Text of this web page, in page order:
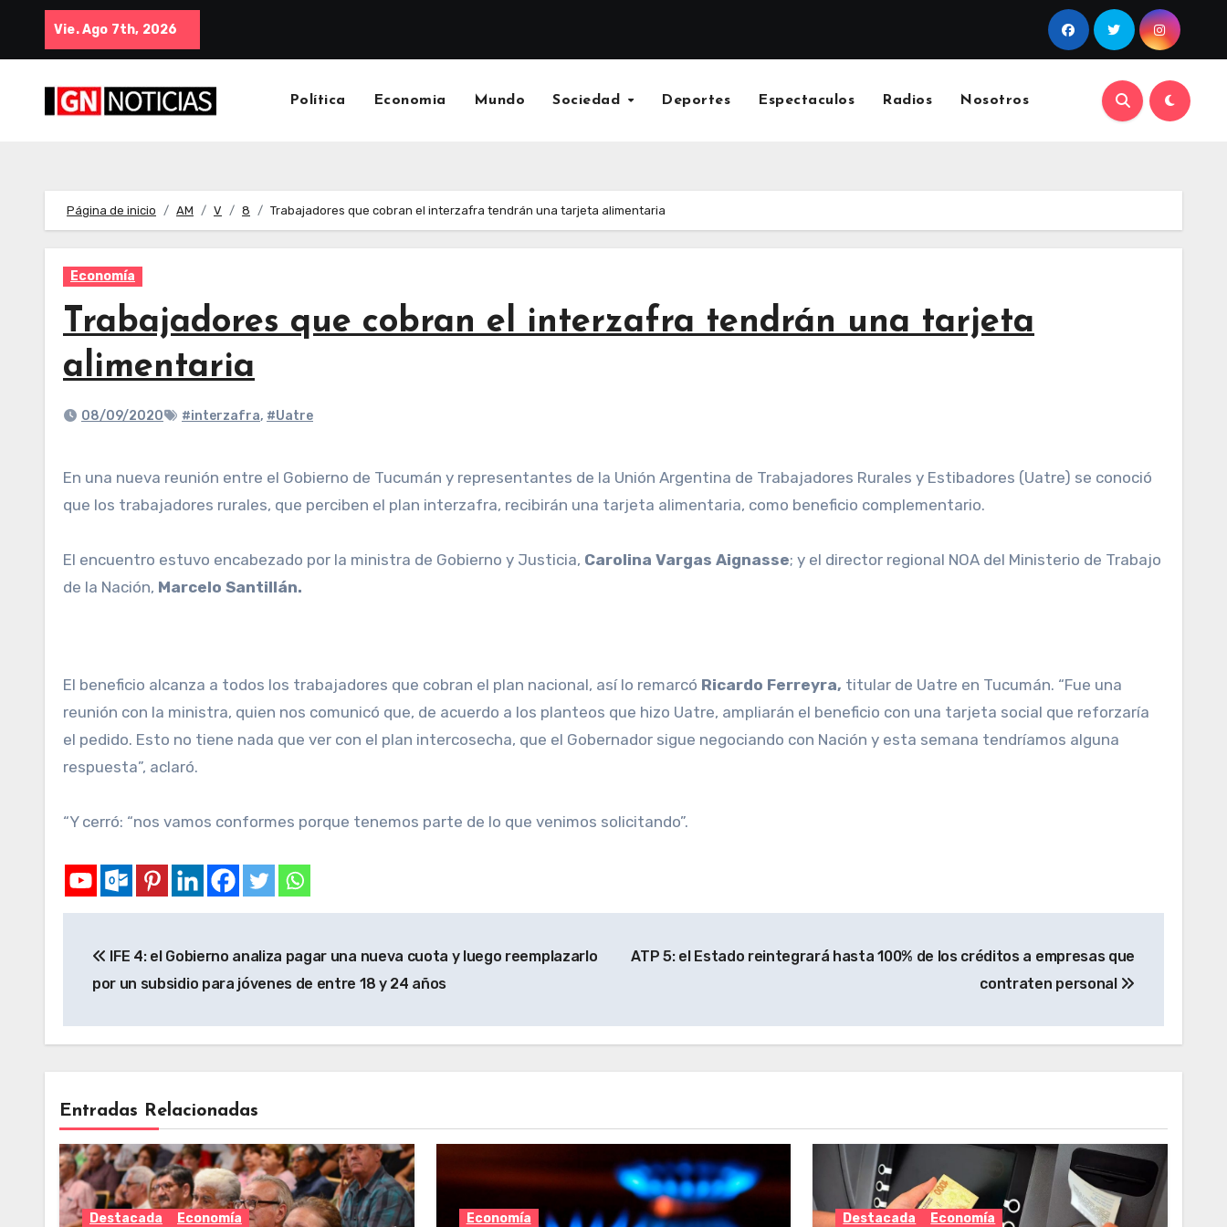
Vie. Ago 7th, 2026
Política Economia Mundo Sociedad Deportes Espectaculos Radios Nosotros
Página de inicio AM V 8 Trabajadores que cobran el interzafra tendrán una tarjeta alimentaria
Economía
Trabajadores que cobran el interzafra tendrán una tarjeta
alimentaria
08/09/2020 #interzafra, #Uatre
En una nueva reunión entre el Gobierno de Tucumán y representantes de la Unión Argentina de Trabajadores Rurales y Estibadores (Uatre) se conoció
que los trabajadores rurales, que perciben el plan interzafra, recibirán una tarjeta alimentaria, como beneficio complementario.
El encuentro estuvo encabezado por la ministra de Gobierno y Justicia, Carolina Vargas Aignasse; y el director regional NOA del Ministerio de Trabajo
de la Nación, Marcelo Santillán.
El beneficio alcanza a todos los trabajadores que cobran el plan nacional, así lo remarcó Ricardo Ferreyra, titular de Uatre en Tucumán. “Fue una
reunión con la ministra, quien nos comunicó que, de acuerdo a los planteos que hizo Uatre, ampliarán el beneficio con una tarjeta social que reforzaría
el pedido. Esto no tiene nada que ver con el plan intercosecha, que el Gobernador sigue negociando con Nación y esta semana tendríamos alguna
respuesta”, aclaró.
“Y cerró: “nos vamos conformes porque tenemos parte de lo que venimos solicitando”.
IFE 4: el Gobierno analiza pagar una nueva cuota y luego reemplazarlo
por un subsidio para jóvenes de entre 18 y 24 años
ATP 5: el Estado reintegrará hasta 100% de los créditos a empresas que
contraten personal
Entradas Relacionadas
Destacada Economía Economía Destacada Economía